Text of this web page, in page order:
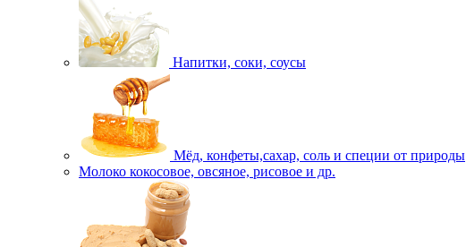
Напитки, соки, соусы
Мёд, конфеты,сахар, соль и специи от природы
Молоко кокосовое, овсяное, рисовое и др.